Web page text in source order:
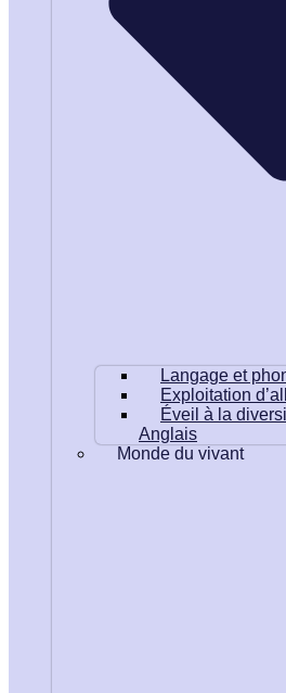
Langage et
Exploitation
Éveil à la
Anglais
Monde du vivant